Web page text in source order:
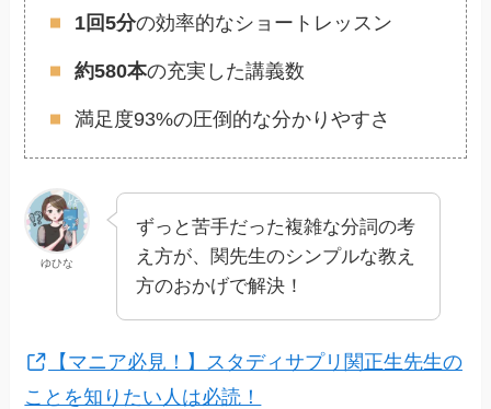
1回5分の効率的なショートレッスン
約580本の充実した講義数
満足度93%の圧倒的な分かりやすさ
ゆひな
ずっと苦手だった複雑な分詞の考
え方が、関先生のシンプルな教え
方のおかげで解決！
【マニア必見！】スタディサプリ関正生先生の
ことを知りたい人は必読！